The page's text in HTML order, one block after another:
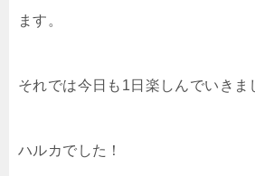
ます。
それでは今日も1日楽しんでいきま
ハルカでした！